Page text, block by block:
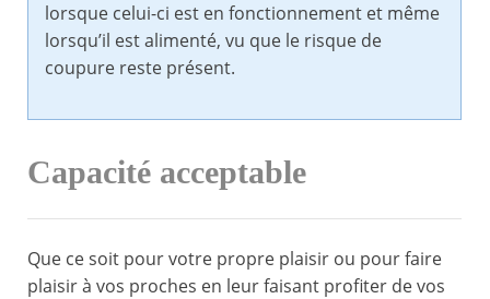
lorsque celui-ci est en fonctionnement et même
lorsqu’il est alimenté, vu que le risque de
coupure reste présent.
Capacité acceptable
Que ce soit pour votre propre plaisir ou pour faire
plaisir à vos proches en leur faisant profiter de vos